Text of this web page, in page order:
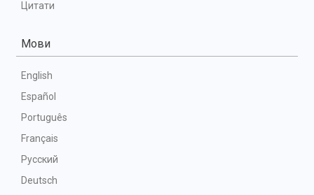
Цитати
Мови
English
Español
Português
Français
Русский
Deutsch